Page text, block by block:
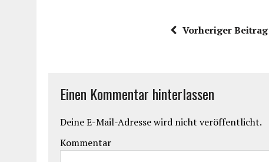
Vorheriger Beitrag
Einen Kommentar hinterlassen
Deine E-Mail-Adresse wird nicht veröffentlicht.
Kommentar